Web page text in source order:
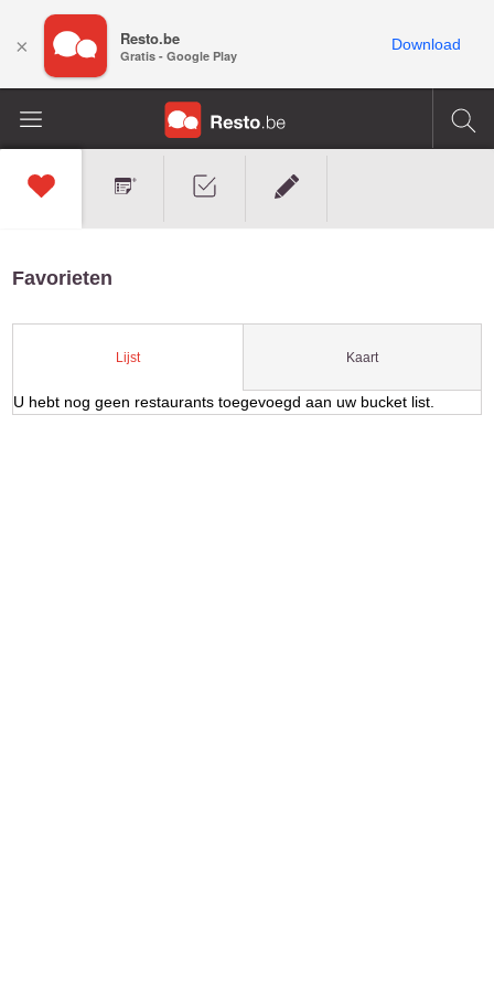
Favorieten
Lijst Kaart
U hebt nog geen restaurants toegevoegd aan uw bucket list.
× Resto.be
Gratis - Google Play
Download